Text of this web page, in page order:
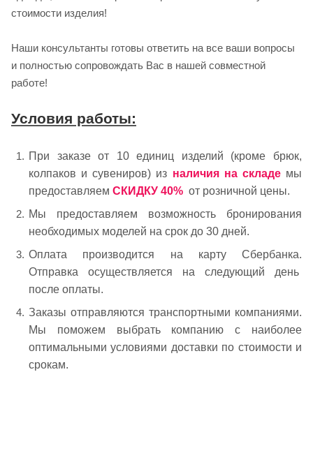
стоимости изделия!
Наши консультанты готовы ответить на все ваши вопросы
и полностью сопровождать Вас в нашей совместной
работе!
Условия работы:
При заказе от 10 единиц изделий (кроме брюк,
колпаков и сувениров) из наличия на складемы
предоставляем СКИДКУ 40% от розничной цены.
Мы предоставляем возможность бронирования
необходимых моделей на срок до 30 дней.
Оплата производится на карту Сбербанка.
Отправка осуществляется на следующий день
после оплаты.
Заказы отправляются транспортными компаниями.
Мы поможем выбрать компанию с наиболее
оптимальными условиями доставки по стоимости и
срокам.